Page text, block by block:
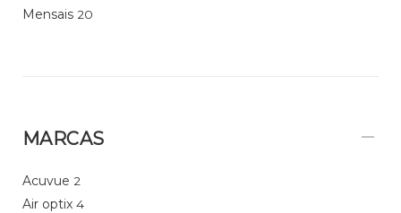
Mensais 20
MARCAS
Acuvue 2
Air optix 4